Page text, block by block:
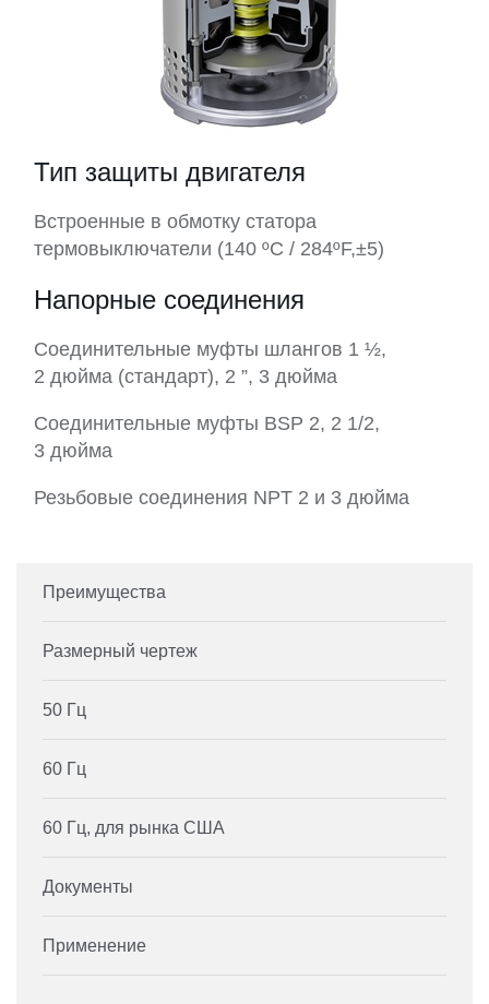
Тип защиты двигателя
Встроенные в обмотку статора
термовыключатели (140 ºC / 284ºF,±5)
Напорные соединения
Соединительные муфты шлангов 1 ½,
2 дюйма (стандарт), 2 ”, 3 дюйма
Соединительные муфты BSP 2, 2 1/2,
3 дюйма
Резьбовые соединения NPT 2 и 3 дюйма
Преимущества
Размерный чертеж
50 Гц
60 Гц
60 Гц, для рынка США
Документы
Применение